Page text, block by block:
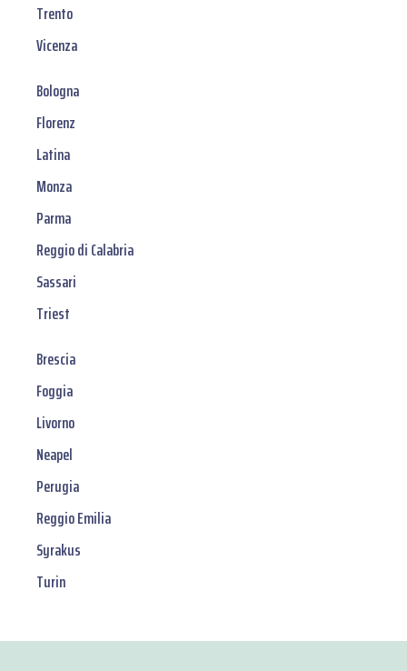
Trento
Vicenza
Bologna
Florenz
Latina
Monza
Parma
Reggio di Calabria
Sassari
Triest
Brescia
Foggia
Livorno
Neapel
Perugia
Reggio Emilia
Syrakus
Turin